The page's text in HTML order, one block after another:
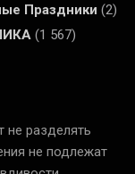
Праздники (2)
(1 567)
разделять
не подлежат